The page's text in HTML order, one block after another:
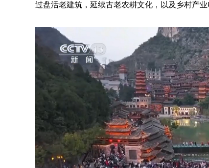
过盘活老建筑，延续古老农耕文化，以及乡村产